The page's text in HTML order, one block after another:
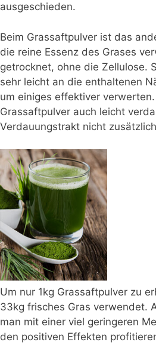
ausgeschieden.
Beim Grassaftpulver ist das
die reine Essenz des Grases
getrocknet, ohne die Zellulose.
sehr leicht an die enthaltenen
um einiges effektiver
Grassaftpulver auch leicht
Verdauungstrakt nicht
Um nur 1kg Grassaftpulver zu
33kg frisches Gras verwendet.
man mit einer viel geringeren
den positiven Effekten